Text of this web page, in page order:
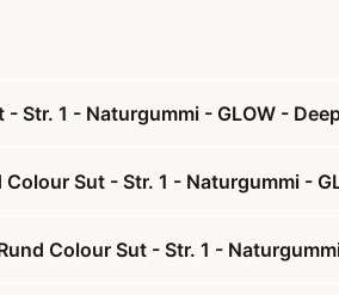
Str. 1 - Naturgummi - GLOW -
Sut - Str. 1 - Naturgummi -
Colour Sut - Str. 1 -